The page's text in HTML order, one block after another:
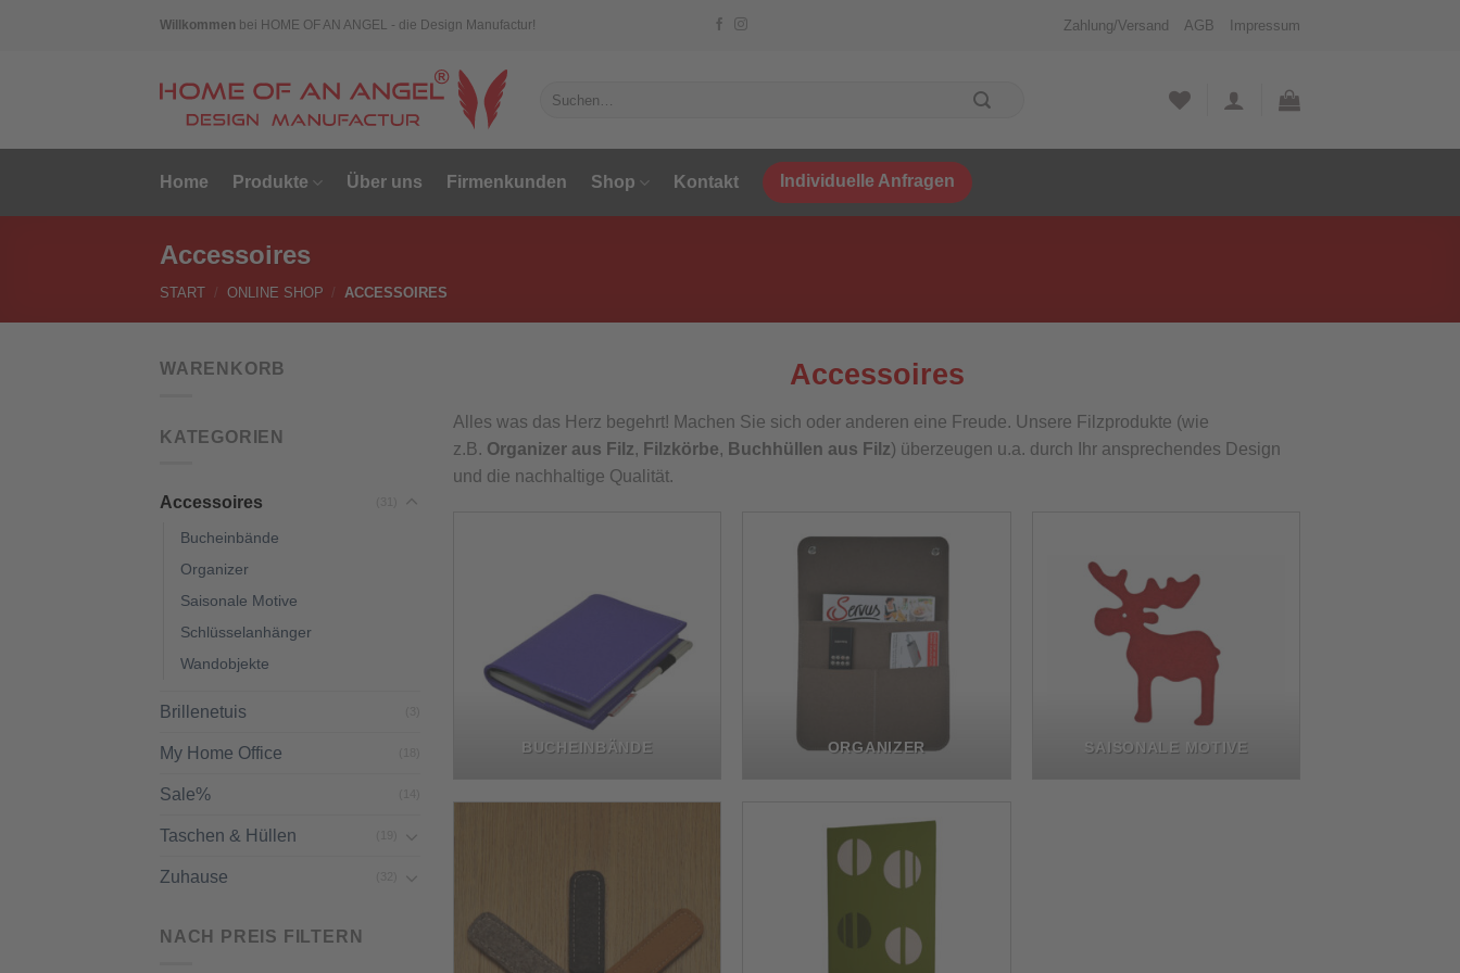
Willkommen bei HOME OF AN ANGEL - die Design Manufactur! Zahlung/Versand AGB Impressum
Home Produkte Über uns Firmenkunden Shop Kontakt Individuelle Anfragen
Accessoires
START / ONLINE SHOP / ACCESSOIRES
WARENKORB
KATEGORIEN
Accessoires
Bucheinbände
Organizer
Saisonale Motive
Schlüsselanhänger
Wandobjekte
Brillenetuis
My Home Office
Sale%
Taschen & Hüllen
Zuhause
NACH PREIS FILTERN
Accessoires
Alles was das Herz begehrt! Machen Sie sich oder anderen eine Freude. Unsere Filzprodukte (wie
z.B. Organizer aus Filz, Filzkörbe, Buchhüllen aus Filz) überzeugen u.a. durch Ihr ansprechendes Design
und die nachhaltige Qualität.
BUCHEINBÄNDE ORGANIZER SAISONALE MOTIVE